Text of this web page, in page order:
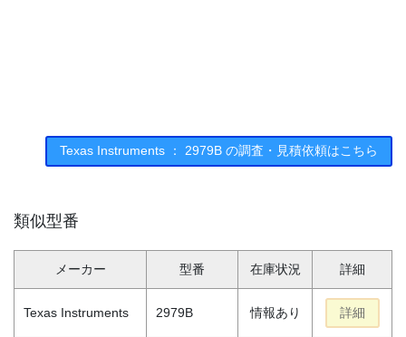
Texas Instruments ： 2979B の調査・見積依頼はこちら
類似型番
メーカー 型番 在庫状況 詳細
Texas Instruments 2979B 情報あり 詳細